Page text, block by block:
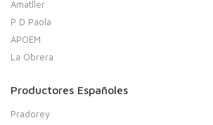
Amatller
P D Paola
APOEM
La Obrera
Productores Españoles
Pradorey